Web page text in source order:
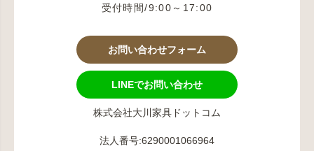
受付時間/9:00～17:00
お問い合わせフォーム
LINEでお問い合わせ
株式会社大川家具ドットコム
法人番号:6290001066964